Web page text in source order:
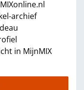
archief
in MijnMIX